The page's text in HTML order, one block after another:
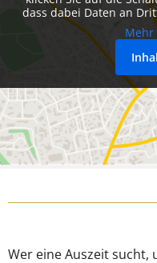
dass dabei Daten an
Mehr
Wer eine Auszeit sucht,